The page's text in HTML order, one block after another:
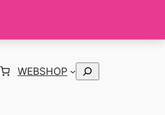
WEBSHOP
Zoeken